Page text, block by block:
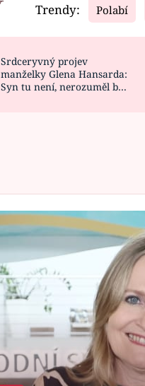
Video
CELEBRITY
VAŘENÍ
Trendy: Polabí
Srdceryvný projev
manželky Glena Hansarda:
Syn tu není, nerozuměl by